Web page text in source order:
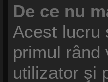
De ce nu
Acest lucru
primul rând
utilizator şi